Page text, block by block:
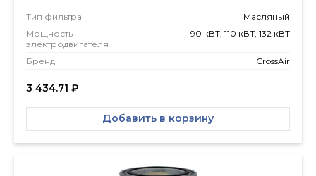
Тип фильтра
Масляный
Мощность
электродвигателя
90 кВТ, 110 кВТ, 132 кВТ
Бренд CrossAir
3 434.71 ₽
Добавить в корзину